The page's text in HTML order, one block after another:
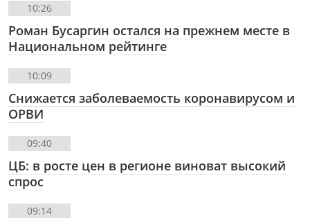
10:26
Роман Бусаргин остался на прежнем месте в
Национальном рейтинге
10:09
Снижается заболеваемость коронавирусом и
ОРВИ
09:40
ЦБ: в росте цен в регионе виноват высокий
спрос
09:14